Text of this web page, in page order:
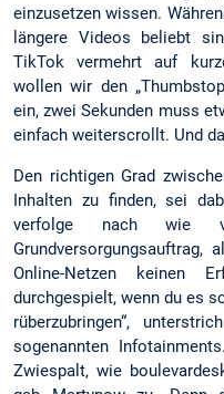
einzusetzen wissen.
längere Videos beliebt
TikTok vermehrt auf
wollen wir den
ein, zwei Sekunden muss
einfach weiterscrollt. Und
Den richtigen Grad
Inhalten zu finden, sei
verfolge nach wie
Online-Netzen keinen
durchgespielt, wenn du es
rüberzubringen“,
sogenannten
Zwiespalt, wie